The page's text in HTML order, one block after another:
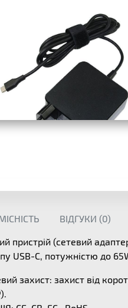
ВІДГУКИ (0)
пристрій (сетевий
USB-C, потужністю до
захист: захист від